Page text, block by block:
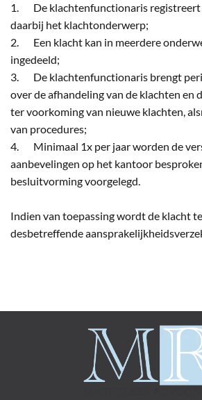
1. De klachtenfunctionaris registreert
daarbij het klachtonderwerp;
2. Een klacht kan in meerdere
ingedeeld;
3. De klachtenfunctionaris brengt
over de afhandeling van de klachten en
ter voorkoming van nieuwe klachten,
van procedures;
4. Minimaal 1x per jaar worden de
aanbevelingen op het kantoor
besluitvorming voorgelegd.
Indien van toepassing wordt de klacht
desbetreffende